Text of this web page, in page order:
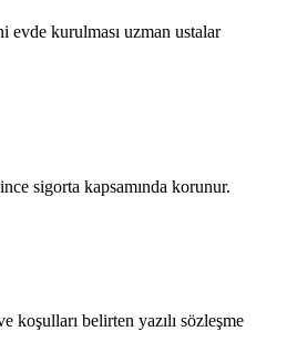
evde kurulması uzman ustalar
sigorta kapsamında korunur.
koşulları belirten yazılı sözleşme